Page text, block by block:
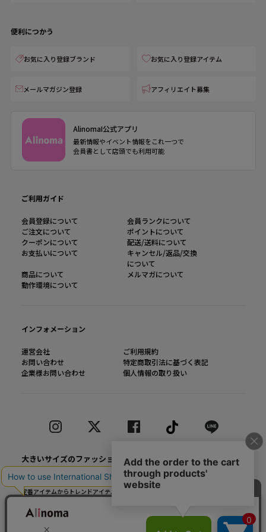
便利につかう
お気に入り登録ブランド お気に入り登録アイテム
メールマガジン登録 アフィリエイト募集
AlinomaI公式アプリ
最新情報やイベント情報をこれ一つで
会員書として店頭でも利用可能
ご利用ガイド
会員登録について
会員ランクについて
ご注文について
ポイントについて
クーポンについて
配送/送料について
お支払いについて
キャンセル/返品/交換
について
商品について
メルマガについて
動作環境について
インフォメーション
運営会社
ご利用規約
お問い合わせ
特定商取引法に基づく表記
企業様お問い合わせ
個人情報の取り扱い
大きいサイズのファッション通販【Alinoma】
「Alinoma（アリノマ）は人気ブランドの大きいサイズアイテムを豊富に取りそろ
えるファッション通販サイトです。
定番アイテムからトレンドアイテムまで、様々なカテゴリから大きいサイズ（L～
10L）ファッションをお探しできます！